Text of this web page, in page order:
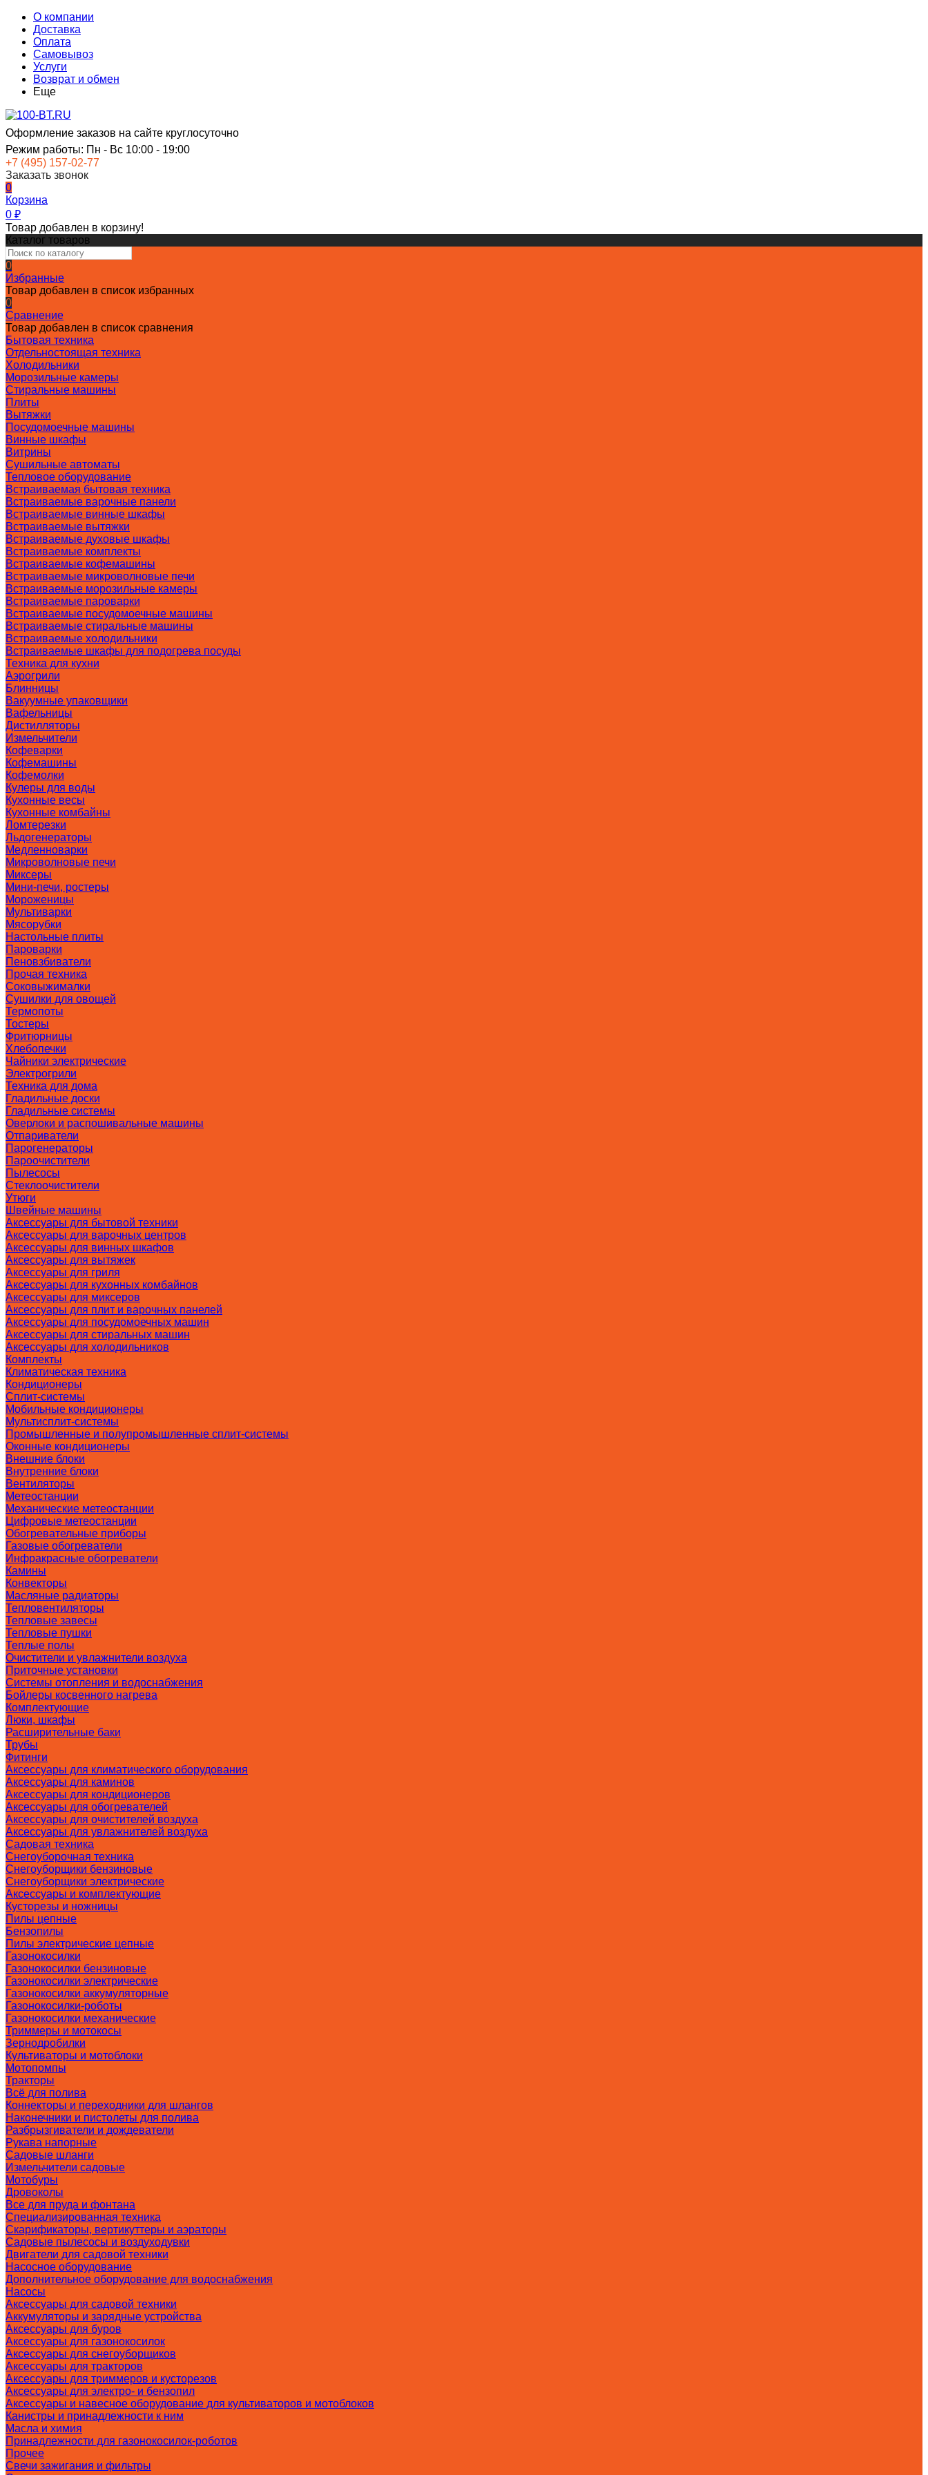
О компании
Доставка
Оплата
Самовывоз
Услуги
Возврат и обмен
Еще
Оформление заказов на сайте круглосуточно
Режим работы: Пн - Вс 10:00 - 19:00
+7 (495) 157-02-77
Заказать звонок
0
Корзина
0 ₽
Товар добавлен в корзину!
Каталог товаров
0
Избранные
Товар добавлен в список избранных
0
Сравнение
Товар добавлен в список сравнения
Бытовая техника
Отдельностоящая техника
Холодильники
Морозильные камеры
Стиральные машины
Плиты
Вытяжки
Посудомоечные машины
Винные шкафы
Витрины
Сушильные автоматы
Тепловое оборудование
Встраиваемая бытовая техника
Встраиваемые варочные панели
Встраиваемые винные шкафы
Встраиваемые вытяжки
Встраиваемые духовые шкафы
Встраиваемые комплекты
Встраиваемые кофемашины
Встраиваемые микроволновые печи
Встраиваемые морозильные камеры
Встраиваемые пароварки
Встраиваемые посудомоечные машины
Встраиваемые стиральные машины
Встраиваемые холодильники
Встраиваемые шкафы для подогрева посуды
Техника для кухни
Аэрогрили
Блинницы
Вакуумные упаковщики
Вафельницы
Дистилляторы
Измельчители
Кофеварки
Кофемашины
Кофемолки
Кулеры для воды
Кухонные весы
Кухонные комбайны
Ломтерезки
Льдогенераторы
Медленноварки
Микроволновые печи
Миксеры
Мини-печи, ростеры
Мороженицы
Мультиварки
Мясорубки
Настольные плиты
Пароварки
Пеновзбиватели
Прочая техника
Соковыжималки
Сушилки для овощей
Термопоты
Тостеры
Фритюрницы
Хлебопечки
Чайники электрические
Электрогрили
Техника для дома
Гладильные доски
Гладильные системы
Оверлоки и распошивальные машины
Отпариватели
Парогенераторы
Пароочистители
Пылесосы
Стеклоочистители
Утюги
Швейные машины
Аксессуары для бытовой техники
Аксессуары для варочных центров
Аксессуары для винных шкафов
Аксессуары для вытяжек
Аксессуары для гриля
Аксессуары для кухонных комбайнов
Аксессуары для миксеров
Аксессуары для плит и варочных панелей
Аксессуары для посудомоечных машин
Аксессуары для стиральных машин
Аксессуары для холодильников
Комплекты
Климатическая техника
Кондиционеры
Сплит-системы
Мобильные кондиционеры
Мультисплит-системы
Промышленные и полупромышленные сплит-системы
Оконные кондиционеры
Внешние блоки
Внутренние блоки
Вентиляторы
Метеостанции
Механические метеостанции
Цифровые метеостанции
Обогревательные приборы
Газовые обогреватели
Инфракрасные обогреватели
Камины
Конвекторы
Масляные радиаторы
Тепловентиляторы
Тепловые завесы
Тепловые пушки
Теплые полы
Очистители и увлажнители воздуха
Приточные установки
Системы отопления и водоснабжения
Бойлеры косвенного нагрева
Комплектующие
Люки, шкафы
Расширительные баки
Трубы
Фитинги
Аксессуары для климатического оборудования
Аксессуары для каминов
Аксессуары для кондиционеров
Аксессуары для обогревателей
Аксессуары для очистителей воздуха
Аксессуары для увлажнителей воздуха
Садовая техника
Снегоуборочная техника
Снегоуборщики бензиновые
Снегоуборщики электрические
Аксессуары и комплектующие
Кусторезы и ножницы
Пилы цепные
Бензопилы
Пилы электрические цепные
Газонокосилки
Газонокосилки бензиновые
Газонокосилки электрические
Газонокосилки аккумуляторные
Газонокосилки-роботы
Газонокосилки механические
Триммеры и мотокосы
Зернодробилки
Культиваторы и мотоблоки
Мотопомпы
Тракторы
Всё для полива
Коннекторы и переходники для шлангов
Наконечники и пистолеты для полива
Разбрызгиватели и дождеватели
Рукава напорные
Садовые шланги
Измельчители садовые
Мотобуры
Дровоколы
Все для пруда и фонтана
Специализированная техника
Скарификаторы, вертикуттеры и аэраторы
Садовые пылесосы и воздуходувки
Двигатели для садовой техники
Насосное оборудование
Дополнительное оборудование для водоснабжения
Насосы
Аксессуары для садовой техники
Аккумуляторы и зарядные устройства
Аксессуары для буров
Аксессуары для газонокосилок
Аксессуары для снегоуборщиков
Аксессуары для тракторов
Аксессуары для триммеров и кусторезов
Аксессуары для электро- и бензопил
Аксессуары и навесное оборудование для культиваторов и мотоблоков
Канистры и принадлежности к ним
Масла и химия
Принадлежности для газонокосилок-роботов
Прочее
Свечи зажигания и фильтры